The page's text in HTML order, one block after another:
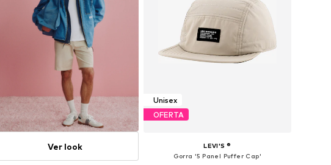
Ver look
Unisex
OFERTA
LEVI'S ®
Gorra '5 Panel Puffer Cap'